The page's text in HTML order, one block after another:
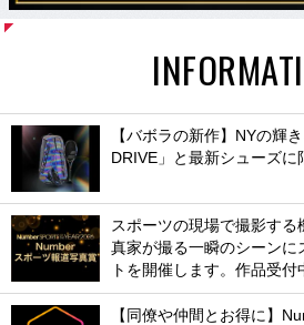
【バボラの新作】NYの輝
DRIVE」と最新シューズに
スポーツの現場で撮影す
真家が撮る一瞬のシーンに
トを開催します。作品受付
【同僚や仲間とお得に】